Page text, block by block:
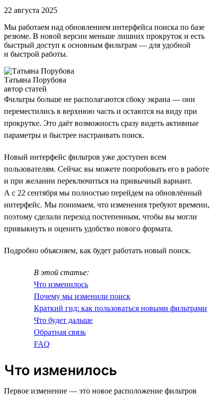
22 августа 2025
Мы работаем над обновлением интерфейса поиска по базе
резюме. В новой версии меньше лишних прокруток и есть
быстрый доступ к основным фильтрам — для удобной
и быстрой работы.
Татьяна Порубова
автор статей
Фильтры больше не располагаются сбоку экрана — они
переместились в верхнюю часть и остаются на виду при
прокрутке. Это даёт возможность сразу видеть активные
параметры и быстрее настраивать поиск.
Новый интерфейс фильтров уже доступен всем
пользователям. Сейчас вы можете попробовать его в работе
и при желании переключиться на привычный вариант.
А с 22 сентября мы полностью перейдем на обновлённый
интерфейс. Мы понимаем, что изменения требуют времени,
поэтому сделали переход постепенным, чтобы вы могли
привыкнуть и оценить удобство нового формата.
Подробно объясняем, как будет работать новый поиск.
В этой статье:
Что изменилось
Почему мы изменили поиск
Краткий гид: как пользоваться новыми фильтрами
Что будет дальше
Обратная связь
FAQ
Что изменилось
Первое изменение — это новое расположение фильтров